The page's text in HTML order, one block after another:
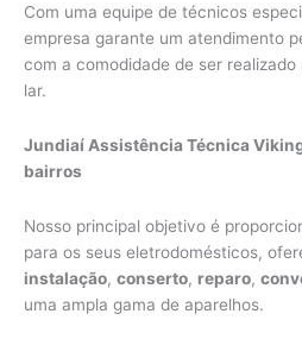
Com uma equipe de técnicos
empresa garante um atendimento
com a comodidade de ser
lar.
Jundiaí Assistência Técnica
bairros
Nosso principal objetivo é
para os seus eletrodomésticos,
instalação, conserto, reparo,
uma ampla gama de aparelhos.